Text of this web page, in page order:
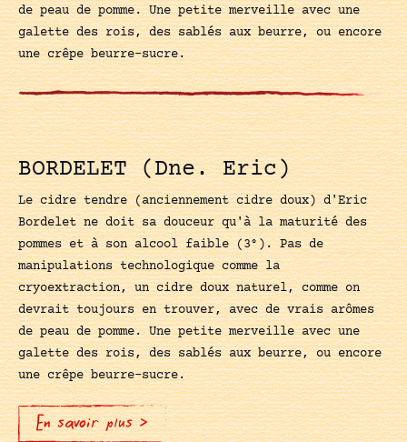
de peau de pomme. Une petite merveille avec une
galette des rois, des sablés aux beurre, ou encore
une crêpe beurre-sucre.
BORDELET (Dne. Eric)
Le cidre tendre (anciennement cidre doux) d'Eric
Bordelet ne doit sa douceur qu'à la maturité des
pommes et à son alcool faible (3°). Pas de
manipulations technologique comme la
cryoextraction, un cidre doux naturel, comme on
devrait toujours en trouver, avec de vrais arômes
de peau de pomme. Une petite merveille avec une
galette des rois, des sablés aux beurre, ou encore
une crêpe beurre-sucre.
En savoir plus >